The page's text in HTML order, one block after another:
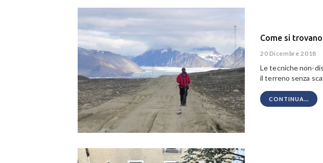
Come si
20 Dicembre 2018
Le tecniche non-
il terreno senza
CONTINUA...